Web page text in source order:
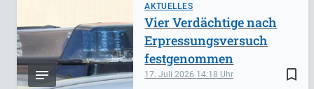
AKTUELLES
bookmark_border
17. Juli 2026 14:18
Vier Verdächtige nach
Erpressungsversuch
festgenommen